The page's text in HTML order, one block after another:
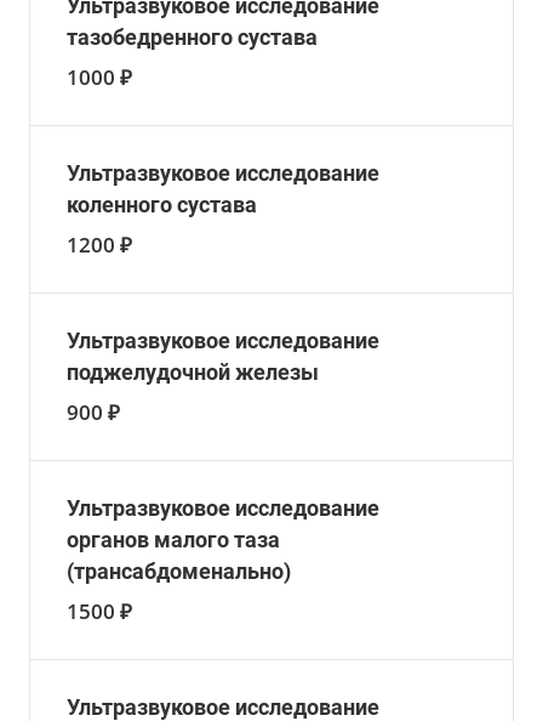
Ультразвуковое исследование
тазобедренного сустава
1000 ₽
Ультразвуковое исследование
коленного сустава
1200 ₽
Ультразвуковое исследование
поджелудочной железы
900 ₽
Ультразвуковое исследование
органов малого таза
(трансабдоменально)
1500 ₽
Ультразвуковое исследование